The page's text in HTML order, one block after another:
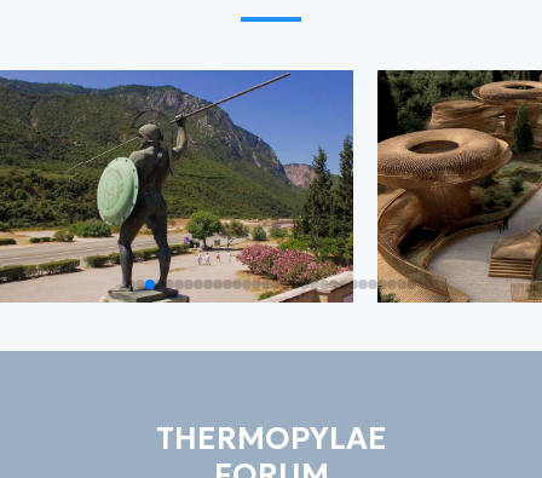
THERMOPYLAE